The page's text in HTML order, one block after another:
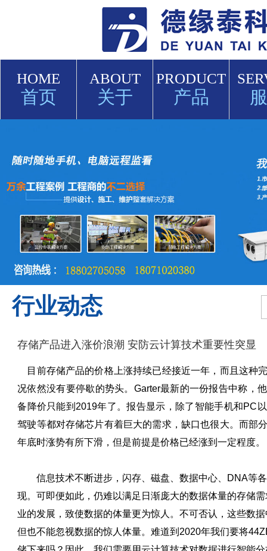
HOME
首页
ABOUT
关于
PRODUCT
产品
行业动态
存储产品进入涨价浪潮 安防云计算技术重要性突显
目前存储产品的价格上涨持续已经接近一年，而且这种
况依然没有要停歇的势头。Garter最新的一份报告中称，
备降价只能到2019年了。报告显示，除了智能手机和PC
驾驶等都对存储芯片有着巨大的需求，缺口也很大。而部
年底时涨势有所下滑，但是前提是价格已经涨到一定程度。
信息技术不断进步，闪存、磁盘、数据中心、DNA等各
现。可即便如此，仍难以满足日渐庞大的数据体量的存储
业的发展，致使数据的体量更为惊人。不可否认，这些数
但也不能忽视数据的惊人体量。难道到2020年我们要将